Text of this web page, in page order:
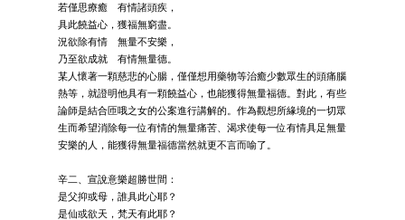
若僅思療癒 有情諸頭疾，
具此饒益心，獲福無窮盡。
況欲除有情 無量不安樂，
乃至欲成就 有情無量德。
某人懷著一顆慈悲的心腸，僅僅想用藥物等治癒少數眾生的頭痛腦
熱等，就證明他具有一顆饒益心，也能獲得無量福德。對此，有些
論師是結合匝哦之女的公案進行講解的。作為觀想所緣境的一切眾
生而希望消除每一位有情的無量痛苦、渴求使每一位有情具足無量
安樂的人，能獲得無量福德當然就更不言而喻了。
辛二、宣說意樂超勝世間：
是父抑或母，誰具此心耶？
是仙或欲天，梵天有此耶？